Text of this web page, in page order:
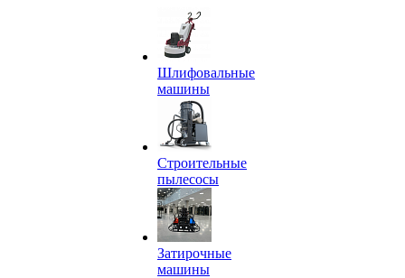
Шлифовальные
машины
Строительные
пылесосы
Затирочные
машины